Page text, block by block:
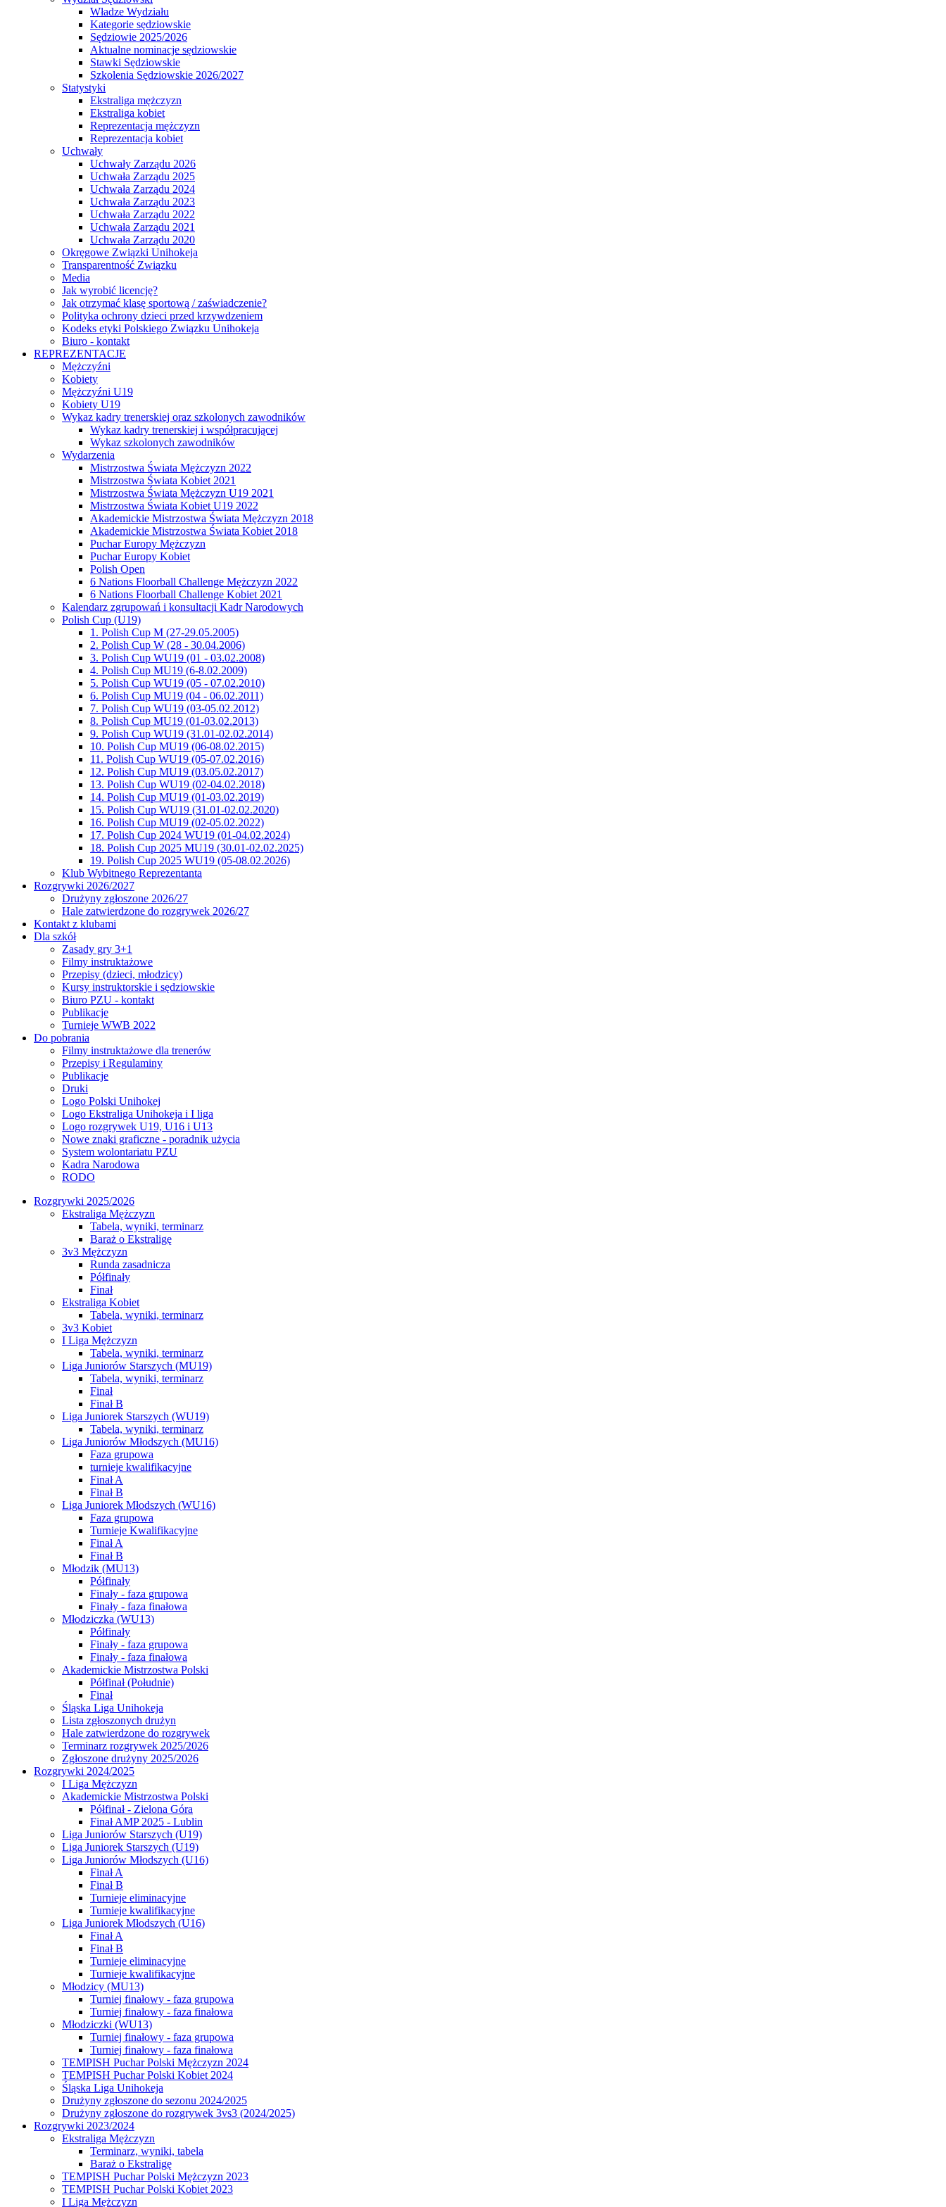
Władze Wydziału
Kategorie sędziowskie
Sędziowie 2025/2026
Aktualne nominacje sędziowskie
Stawki Sędziowskie
Szkolenia Sędziowskie 2026/2027
Statystyki
Ekstraliga mężczyzn
Ekstraliga kobiet
Reprezentacja mężczyzn
Reprezentacja kobiet
Uchwały
Uchwały Zarządu 2026
Uchwała Zarządu 2025
Uchwała Zarządu 2024
Uchwała Zarządu 2023
Uchwała Zarządu 2022
Uchwała Zarządu 2021
Uchwała Zarządu 2020
Okręgowe Związki Unihokeja
Transparentność Związku
Media
Jak wyrobić licencję?
Jak otrzymać klasę sportową / zaświadczenie?
Polityka ochrony dzieci przed krzywdzeniem
Kodeks etyki Polskiego Związku Unihokeja
Biuro - kontakt
REPREZENTACJE
Mężczyźni
Kobiety
Mężczyźni U19
Kobiety U19
Wykaz kadry trenerskiej oraz szkolonych zawodników
Wykaz kadry trenerskiej i współpracującej
Wykaz szkolonych zawodników
Wydarzenia
Mistrzostwa Świata Mężczyzn 2022
Mistrzostwa Świata Kobiet 2021
Mistrzostwa Świata Mężczyzn U19 2021
Mistrzostwa Świata Kobiet U19 2022
Akademickie Mistrzostwa Świata Mężczyzn 2018
Akademickie Mistrzostwa Świata Kobiet 2018
Puchar Europy Mężczyzn
Puchar Europy Kobiet
Polish Open
6 Nations Floorball Challenge Mężczyzn 2022
6 Nations Floorball Challenge Kobiet 2021
Kalendarz zgrupowań i konsultacji Kadr Narodowych
Polish Cup (U19)
1. Polish Cup M (27-29.05.2005)
2. Polish Cup W (28 - 30.04.2006)
3. Polish Cup WU19 (01 - 03.02.2008)
4. Polish Cup MU19 (6-8.02.2009)
5. Polish Cup WU19 (05 - 07.02.2010)
6. Polish Cup MU19 (04 - 06.02.2011)
7. Polish Cup WU19 (03-05.02.2012)
8. Polish Cup MU19 (01-03.02.2013)
9. Polish Cup WU19 (31.01-02.02.2014)
10. Polish Cup MU19 (06-08.02.2015)
11. Polish Cup WU19 (05-07.02.2016)
12. Polish Cup MU19 (03.05.02.2017)
13. Polish Cup WU19 (02-04.02.2018)
14. Polish Cup MU19 (01-03.02.2019)
15. Polish Cup WU19 (31.01-02.02.2020)
16. Polish Cup MU19 (02-05.02.2022)
17. Polish Cup 2024 WU19 (01-04.02.2024)
18. Polish Cup 2025 MU19 (30.01-02.02.2025)
19. Polish Cup 2025 WU19 (05-08.02.2026)
Klub Wybitnego Reprezentanta
Rozgrywki 2026/2027
Drużyny zgłoszone 2026/27
Hale zatwierdzone do rozgrywek 2026/27
Kontakt z klubami
Dla szkół
Zasady gry 3+1
Filmy instruktażowe
Przepisy (dzieci, młodzicy)
Kursy instruktorskie i sędziowskie
Biuro PZU - kontakt
Publikacje
Turnieje WWB 2022
Do pobrania
Filmy instruktażowe dla trenerów
Przepisy i Regulaminy
Publikacje
Druki
Logo Polski Unihokej
Logo Ekstraliga Unihokeja i I liga
Logo rozgrywek U19, U16 i U13
Nowe znaki graficzne - poradnik użycia
System wolontariatu PZU
Kadra Narodowa
RODO
Rozgrywki 2025/2026
Ekstraliga Mężczyzn
Tabela, wyniki, terminarz
Baraż o Ekstraligę
3v3 Mężczyzn
Runda zasadnicza
Półfinały
Finał
Ekstraliga Kobiet
Tabela, wyniki, terminarz
3v3 Kobiet
I Liga Mężczyzn
Tabela, wyniki, terminarz
Liga Juniorów Starszych (MU19)
Tabela, wyniki, terminarz
Finał
Finał B
Liga Juniorek Starszych (WU19)
Tabela, wyniki, terminarz
Liga Juniorów Młodszych (MU16)
Faza grupowa
turnieje kwalifikacyjne
Finał A
Finał B
Liga Juniorek Młodszych (WU16)
Faza grupowa
Turnieje Kwalifikacyjne
Finał A
Finał B
Młodzik (MU13)
Półfinały
Finały - faza grupowa
Finały - faza finałowa
Młodziczka (WU13)
Półfinały
Finały - faza grupowa
Finały - faza finałowa
Akademickie Mistrzostwa Polski
Półfinał (Południe)
Finał
Śląska Liga Unihokeja
Lista zgłoszonych drużyn
Hale zatwierdzone do rozgrywek
Terminarz rozgrywek 2025/2026
Zgłoszone drużyny 2025/2026
Rozgrywki 2024/2025
I Liga Mężczyzn
Akademickie Mistrzostwa Polski
Półfinał - Zielona Góra
Finał AMP 2025 - Lublin
Liga Juniorów Starszych (U19)
Liga Juniorek Starszych (U19)
Liga Juniorów Młodszych (U16)
Finał A
Finał B
Turnieje eliminacyjne
Turnieje kwalifikacyjne
Liga Juniorek Młodszych (U16)
Finał A
Finał B
Turnieje eliminacyjne
Turnieje kwalifikacyjne
Młodzicy (MU13)
Turniej finałowy - faza grupowa
Turniej finałowy - faza finałowa
Młodziczki (WU13)
Turniej finałowy - faza grupowa
Turniej finałowy - faza finałowa
TEMPISH Puchar Polski Mężczyzn 2024
TEMPISH Puchar Polski Kobiet 2024
Śląska Liga Unihokeja
Drużyny zgłoszone do sezonu 2024/2025
Drużyny zgłoszone do rozgrywek 3vs3 (2024/2025)
Rozgrywki 2023/2024
Ekstraliga Mężczyzn
Terminarz, wyniki, tabela
Baraż o Ekstraligę
TEMPISH Puchar Polski Mężczyzn 2023
TEMPISH Puchar Polski Kobiet 2023
I Liga Mężczyzn